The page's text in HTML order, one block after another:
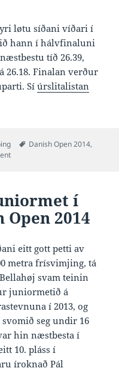
løtu síðani víðari í
ið hann í hálvfinaluni
tíð 26.39,
26.18. Finalan verður
Síúrslitalistan
Tags
Danish Open 2014,
on Magnus 26.39 og nr 2 í 50
í
2014
eitt gott petti av
metra frísvimjing, tá
svam teinin
juniormetið á
í 2013, og
seg undir 16
hin næstbesta í
10. pláss í
íroknað Pál